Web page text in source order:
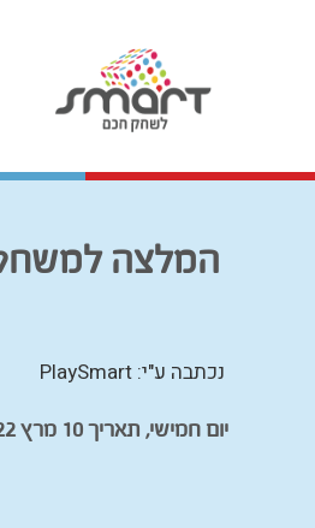
המלצה למשחק
נכתבה ע"י: PlaySmart
יום חמישי, תאריך 10 מרץ 2022 שעה 19:45.